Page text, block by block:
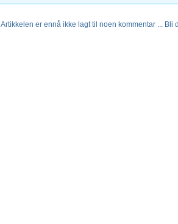
Artikkelen er ennå ikke lagt til noen kommentar ... Bli